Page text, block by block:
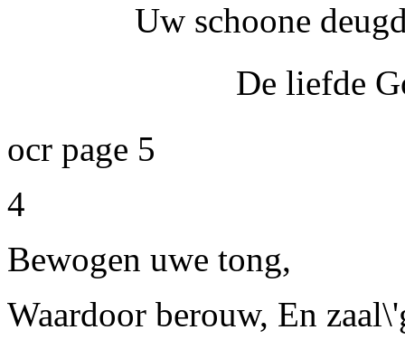
Uw schoone
De liefde
ocr page 5
4
Bewogen uwe tong,
Waardoor berouw, En